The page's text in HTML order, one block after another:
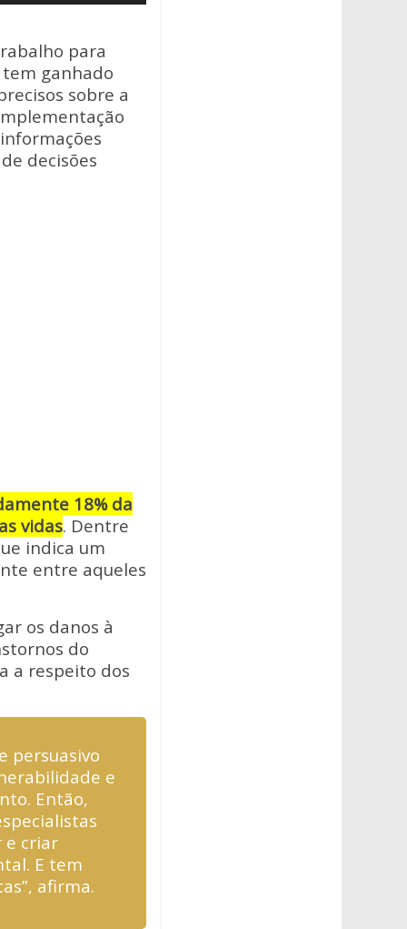
cima
ou
para
baixo
para
ganhado
sobre a
decisões
18% da
vidas. Dentre
indica um
entre aqueles
os danos à
do
a respeito dos
persuasivo
e
Então,
e criar
E tem
afirma.